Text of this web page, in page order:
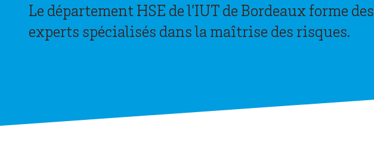
Le département HSE de l’IUT de Bordeaux forme des
experts spécialisés dans la maîtrise des risques.